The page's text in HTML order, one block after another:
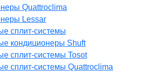
Quattroclima
Lessar
сплит-системы
кондиционеры Shuft
сплит-системы Tosot
сплит-системы Quattroclima